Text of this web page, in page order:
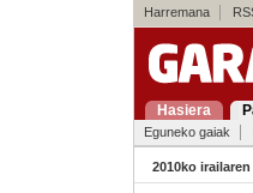
Harremana
Hasiera
Eguneko gaiak
2010ko irailaren